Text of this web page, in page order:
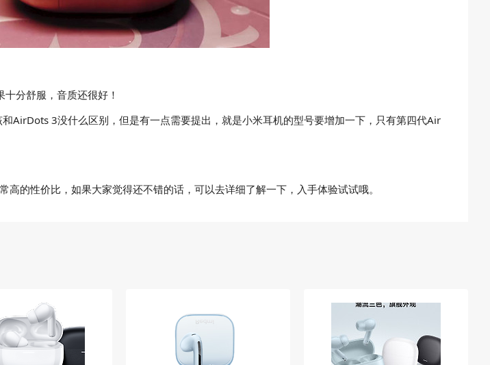
分舒服，音质还很好！
AirDots 3没什么区别，但是有一点需要提出，就是小米耳机的型号要增加一下，只有第四代Air
的性价比，如果大家觉得还不错的话，可以去详细了解一下，入手体验试试哦。